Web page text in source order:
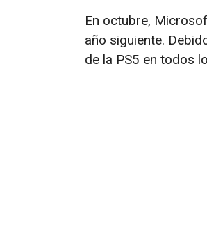
En octubre,
año siguiente.
de la PS5 en todos